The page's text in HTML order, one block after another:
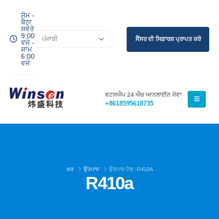
ਸੋਮ -
ਬੈਠਾ
ਸਵੇਰੇ
9:00
ਵਜੇ -
ਸ਼ਾਮ
6:00
ਵਜੇ
ਸੈਂਸਰ ਦੀ ਸਿਫ਼ਾਰਸ਼ ਪ੍ਰਾਪਤ ਕਰੋ
ਵਟਸਐਪ 24 ਐਚ ਆਨਲਾਈਨ ਸੇਵਾ
+8618595618735
ਘਰ ਉਤਪਾਦ ਉਤਪਾਦ ਟੈਗ -R410A
R410a